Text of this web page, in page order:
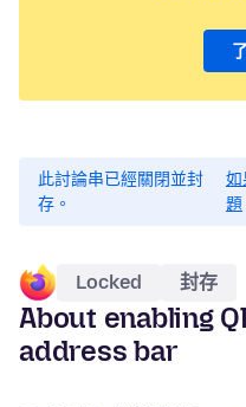
此討論串已經關閉並封
存。
如
題
Locked 封存
About enabling
address bar